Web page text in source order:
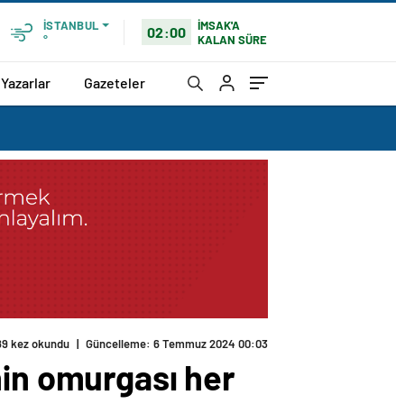
İSTANBUL
°
02:00
İMSAK'A
KALAN SÜRE
Yazarlar Gazeteler
kez okundu | Güncelleme: 6 Temmuz 2024 00:03
omurgası her